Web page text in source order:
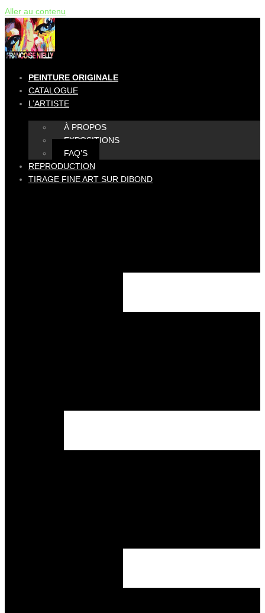
Aller au contenu
PEINTURE ORIGINALE
CATALOGUE
L’ARTISTE
À PROPOS
EXPOSITIONS
FAQ’S
REPRODUCTION
TIRAGE FINE ART SUR DIBOND